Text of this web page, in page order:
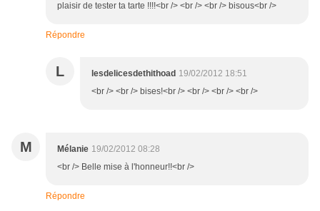
plaisir de tester ta tarte !!!!<br /> <br /> <br /> bisous<br />
Répondre
L lesdelicesdethithoad 19/02/2012 18:51
<br /> <br /> bises!<br /> <br /> <br /> <br />
M Mélanie 19/02/2012 08:28
<br /> Belle mise à l'honneur!!<br />
Répondre